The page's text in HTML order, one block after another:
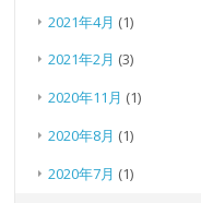
2021年4月 (1)
2021年2月 (3)
2020年11月 (1)
2020年8月 (1)
2020年7月 (1)